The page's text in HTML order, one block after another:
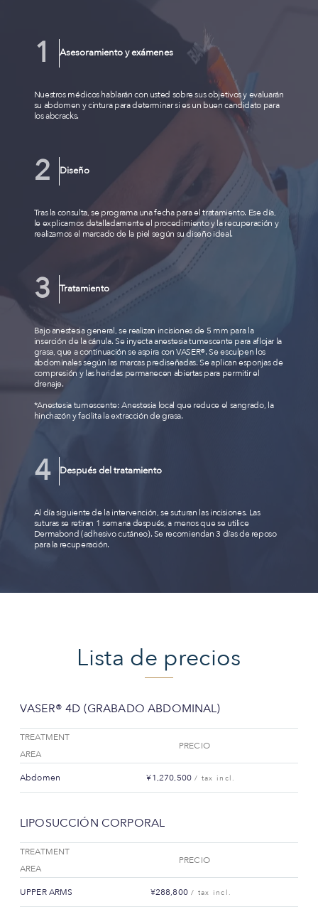
Asesoramiento y exámenes
Nuestros médicos hablarán con usted sobre sus objetivos y evaluarán
su abdomen y cintura para determinar si es un buen candidato para
los abcracks.
Diseño
Tras la consulta, se programa una fecha para el tratamiento. Ese día,
le explicamos detalladamente el procedimiento y la recuperación y
realizamos el marcado de la piel según su diseño ideal.
Tratamiento
Bajo anestesia general, se realizan incisiones de 5 mm para la
inserción de la cánula. Se inyecta anestesia tumescente para aflojar la
grasa, que a continuación se aspira con VASER®. Se esculpen los
abdominales según las marcas prediseñadas. Se aplican esponjas de
compresión y las heridas permanecen abiertas para permitir el
drenaje.
*Anestesia tumescente: Anestesia local que reduce el sangrado, la
hinchazón y facilita la extracción de grasa.
Después del tratamiento
Al día siguiente de la intervención, se suturan las incisiones. Las
suturas se retiran 1 semana después, a menos que se utilice
Dermabond (adhesivo cutáneo). Se recomiendan 3 días de reposo
para la recuperación.
Lista de precios
VASER® 4D (GRABADO ABDOMINAL)
TREATMENT
AREA
PRECIO
Abdomen ¥1,270,500 / tax incl.
LIPOSUCCIÓN CORPORAL
TREATMENT
AREA
PRECIO
UPPER ARMS ¥288,800 / tax incl.